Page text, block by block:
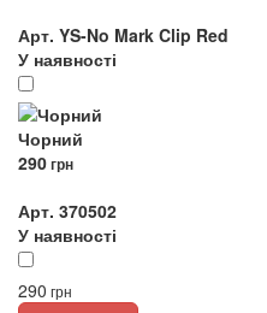
Арт. YS-No Mark Clip Red
У наявності
Чорний
290грн
Арт. 370502
У наявності
290 грн